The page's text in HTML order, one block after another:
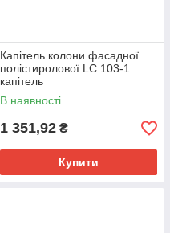
Капітель колони фасадної
полістиролової LC 103-1
капітель
В наявності
1 351,92 ₴
Купити